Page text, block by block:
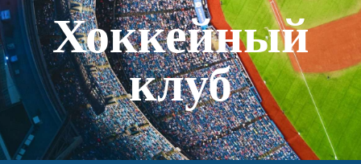
Хоккейный
клуб